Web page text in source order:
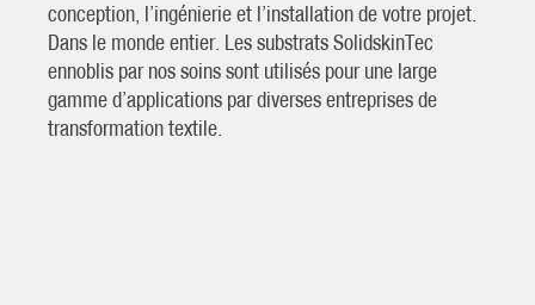
conception, l’ingénierie et l’installation de votre projet.
Dans le monde entier. Les substrats SolidskinTec
ennoblis par nos soins sont utilisés pour une large
gamme d’applications par diverses entreprises de
transformation textile.